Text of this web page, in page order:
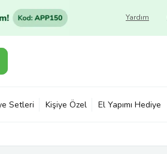
Yardım
Setleri Kişiye Özel El Yapımı Hediye